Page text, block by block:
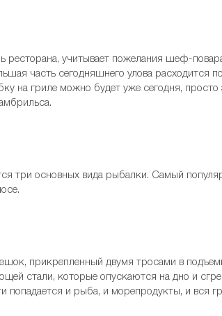
ресторана, учитывает пожелания шеф-
часть сегодняшнего улова расходится
на гриле можно будет уже сегодня, просто
три основных вида рыбалки. Самый
прикрепленный двумя тросами в
стали, которые опускаются на дно и
попадается и рыба, и морепродукты, и вся